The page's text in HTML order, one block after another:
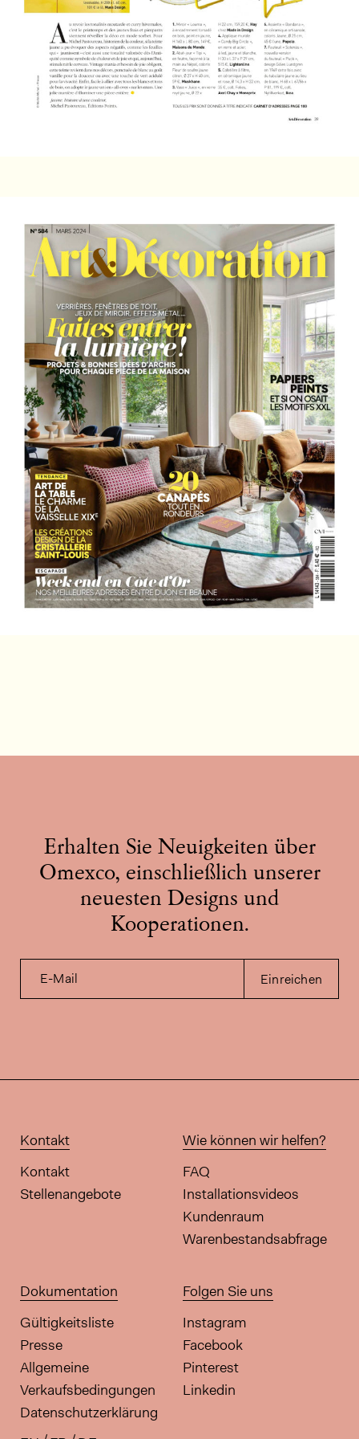
Erhalten Sie Neuigkeiten über
Omexco, einschließlich unserer
neuesten Designs und
Kooperationen.
E-Mail Einreichen
Kontakt
Kontakt
Stellenangebote
Wie können wir helfen?
FAQ
Installationsvideos
Kundenraum
Warenbestandsabfrage
Dokumentation
Gültigkeitsliste
Presse
Allgemeine
Verkaufsbedingungen
Datenschutzerklärung
Folgen Sie uns
Instagram
Facebook
Pinterest
Linkedin